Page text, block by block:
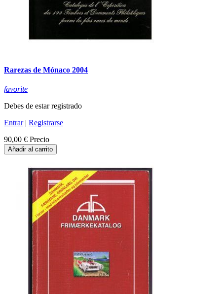
Rarezas de Mónaco 2004
favorite
Debes de estar registrado
Entrar| Registrarse
90,00 € Precio
Añadir al carrito